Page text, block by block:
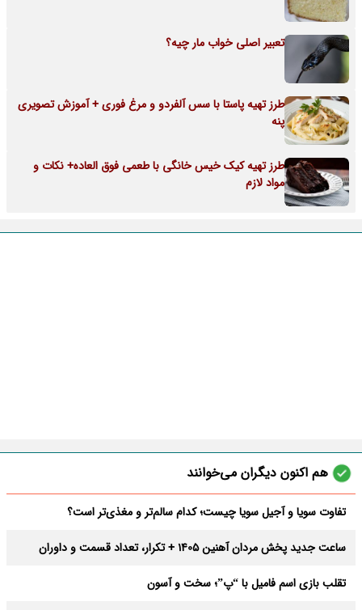
تعبیر اصلی خواب مار چیه؟
طرز تهیه پاستا با سس آلفردو و مرغ فوری + آموزش تصویری
پنه
طرز تهیه کیک خیس خانگی با طعمی فوق العاده+ نکات و
مواد لازم
هم اکنون دیگران می‌خوانند
تفاوت سویا و آجیل سویا چیست؛ کدام سالم‌تر و مغذی‌تر است؟
ساعت جدید پخش مردان آهنین 1405 + تکرار، تعداد قسمت و داوران
تقلب بازی اسم فامیل با “پ”؛ سخت و آسون